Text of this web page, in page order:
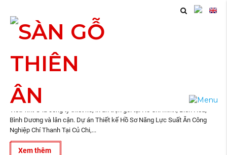
Thanh
VietPrint ® là công ty thiết kế, in ấn trọn gói tại Hồ Chí Minh, Biên Hòa,
Bình Dương và lân cận. Dự án Thiết kế Hồ Sơ Năng Lực Suất Ăn Công
Nghiệp Chí Thanh Tại Củ Chi,...
Xem thêm
05
2024